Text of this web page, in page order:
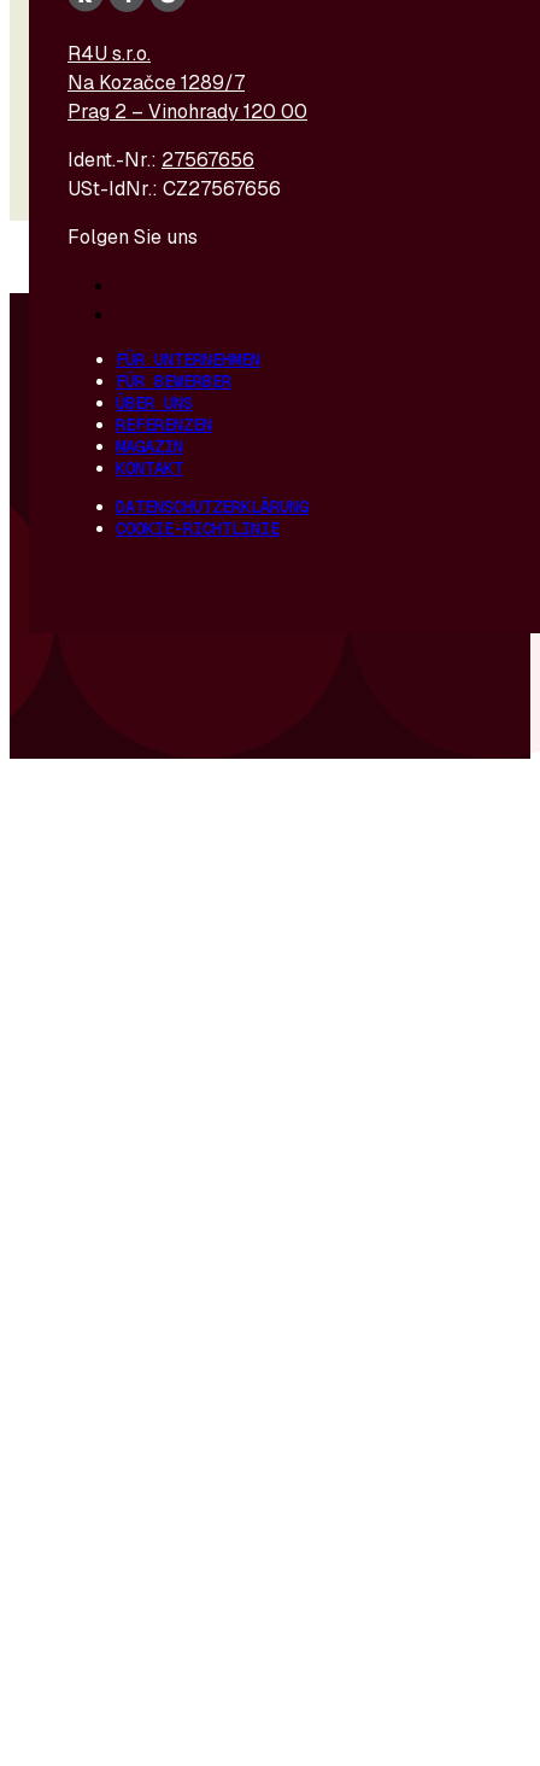
R4U s.r.o.
Na Kozačce 1289/7
Prag 2 – Vinohrady 120 00
Ident.-Nr.: 27567656
USt-IdNr.: CZ27567656
Folgen Sie uns
FÜR UNTERNEHMEN
FÜR BEWERBER
ÜBER UNS
REFERENZEN
MAGAZIN
KONTAKT
DATENSCHUTZERKLÄRUNG
COOKIE-RICHTLINIE
© 2026 – R4U s. r. o. | Erstellt und gehostet von